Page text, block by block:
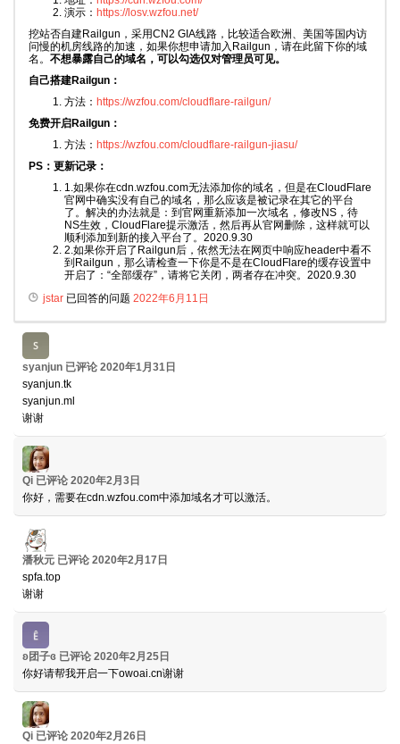
演示： https://losv.wzfou.net/
挖站否自建Railgun，采用CN2 GIA线路，比较适合欧洲、美国等国内访
问慢的机房线路的加速，如果你想申请加入Railgun，请在此留下你的域
名。 不想暴露自己的域名，可以勾选仅对管理员可见。
自己搭建Railgun：
方法： https://wzfou.com/cloudflare-railgun/
免费开启Railgun：
方法： https://wzfou.com/cloudflare-railgun-jiasu/
PS：更新记录：
1.如果你在cdn.wzfou.com无法添加你的域名，但是在CloudFlare
官网中确实没有自己的域名，那么应该是被记录在其它的平台
了。解决的办法就是：到官网重新添加一次域名，修改NS，待
NS生效，CloudFlare提示激活，然后再从官网删除，这样就可以
顺利添加到新的接入平台了。2020.9.30
2.如果你开启了Railgun后，依然无法在网页中响应header中看不
到Railgun，那么请检查一下你是不是在CloudFlare的缓存设置中
开启了：“全部缓存”，请将它关闭，两者存在冲突。2020.9.30
jstar 已回答的问题 2022年6月11日
syanjun 已评论 2020年1月31日
syanjun.tk
syanjun.ml
谢谢
Qi 已评论 2020年2月3日
你好，需要在cdn.wzfou.com中添加域名才可以激活。
潘秋元 已评论 2020年2月17日
spfa.top
谢谢
ʚ团子ɞ 已评论 2020年2月25日
你好请帮我开启一下owoai.cn谢谢
Qi 已评论 2020年2月26日